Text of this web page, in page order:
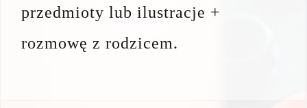
przedmioty lub ilustracje +
rozmowę z rodzicem.